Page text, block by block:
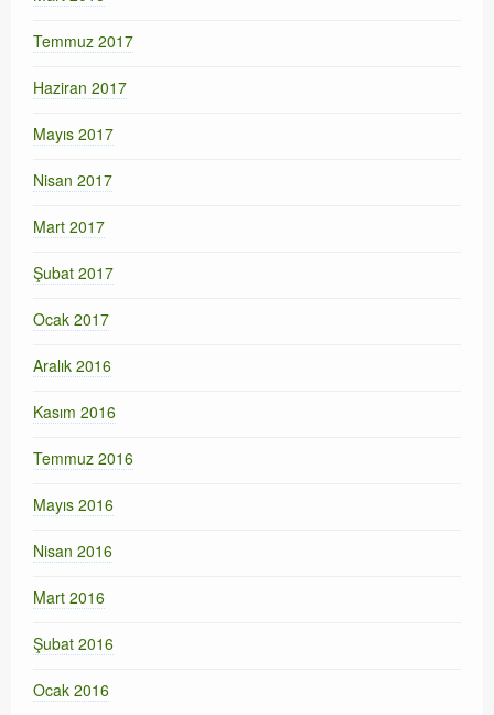
Temmuz 2017
Haziran 2017
Mayıs 2017
Nisan 2017
Mart 2017
Şubat 2017
Ocak 2017
Aralık 2016
Kasım 2016
Temmuz 2016
Mayıs 2016
Nisan 2016
Mart 2016
Şubat 2016
Ocak 2016